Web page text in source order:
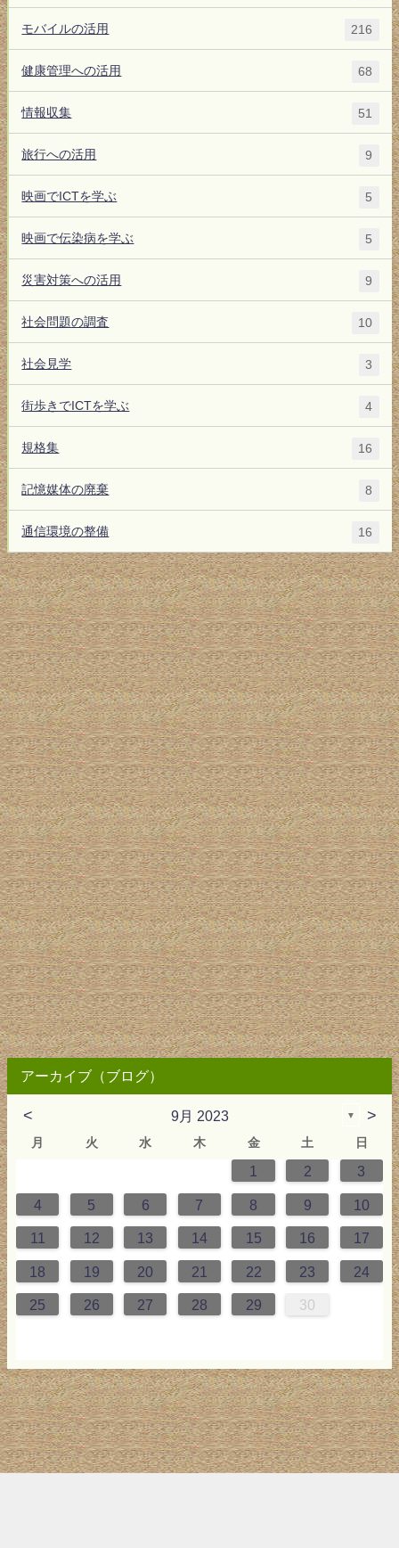
モバイルの活用 216
健康管理への活用 68
情報収集 51
旅行への活用 9
映画でICTを学ぶ 5
映画で伝染病を学ぶ 5
災害対策への活用 9
社会問題の調査 10
社会見学 3
街歩きでICTを学ぶ 4
規格集 16
記憶媒体の廃棄 8
通信環境の整備 16
アーカイブ（ブログ）
< 9月 2023 ▼ >
月 火 水 木 金 土 日
1 2 3
4 5 6 7 8 9 10
11 12 13 14 15 16 17
18 19 20 21 22 23 24
25 26 27 28 29 30